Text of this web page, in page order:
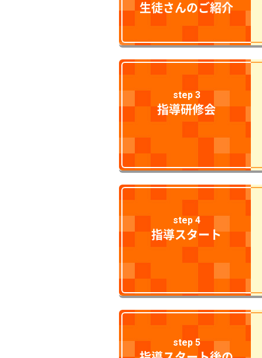
生徒さんのご紹介
step 3
指導研修会
step 4
指導スタート
step 5